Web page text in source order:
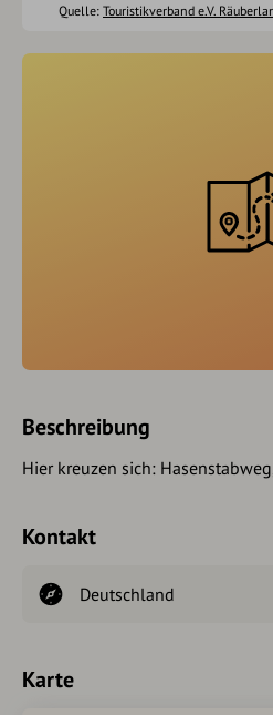
Quelle: Touristikverband e.V.
Beschreibung
Hier kreuzen sich:
Kontakt
Deutschland
Karte